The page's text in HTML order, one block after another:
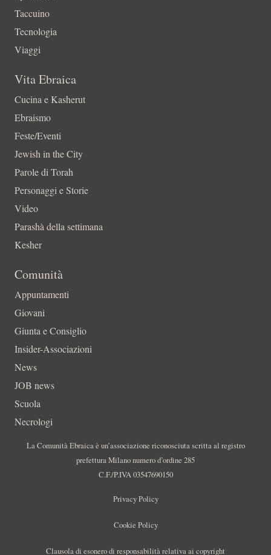
Taccuino
Tecnologia
Viaggi
Vita Ebraica
Cucina e Kasherut
Ebraismo
Feste/Eventi
Jewish in the City
Parole di Torah
Personaggi e Storie
Video
Parashà della settimana
Kesher
Comunità
Appuntamenti
Giovani
Giunta e Consiglio
Insider-Associazioni
News
JOB news
Scuola
Necrologi
La Comunità Ebraica è un’associazione riconosciuta scritta al registro
prefettura Milano numero d’ordine 285
C.F./P.IVA 03547690150
Privacy Policy
Cookie Policy
Clausola di esonero di responsabilità relativa ai copyright